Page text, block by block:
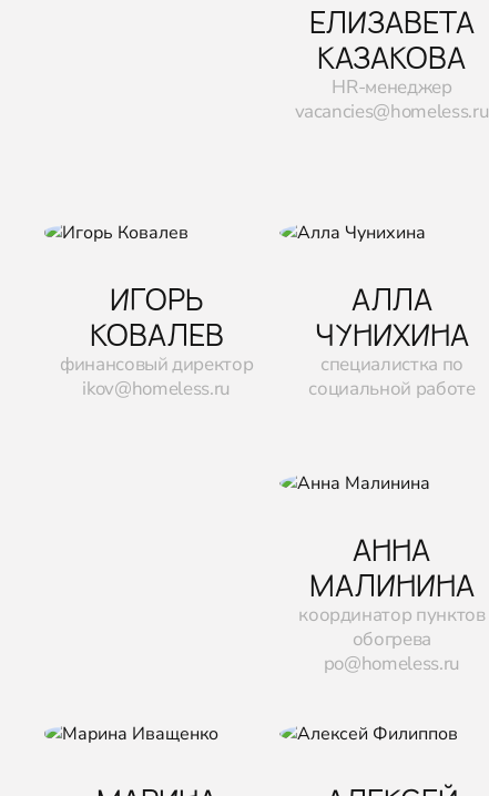
ЕЛИЗАВЕТА
КАЗАКОВА
HR-менеджер
vacancies@homeless.ru
ИГОРЬ
КОВАЛЕВ
финансовый директор
ikov@homeless.ru
АЛЛА
ЧУНИХИНА
специалистка по
социальной работе
АННА
МАЛИНИНА
координатор пунктов
обогрева
po@homeless.ru